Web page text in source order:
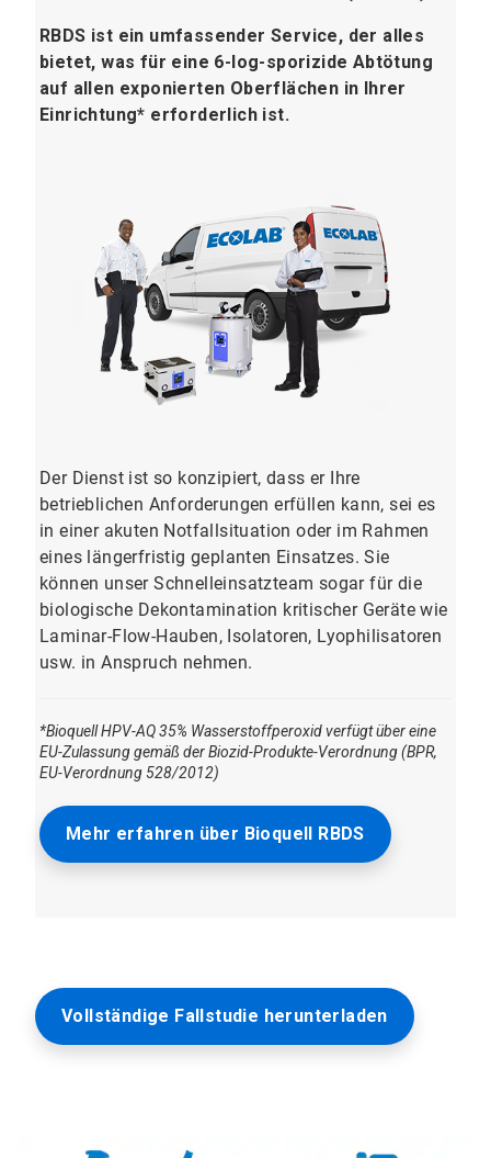
RBDS ist ein umfassender Service, der alles
bietet, was für eine 6-log-sporizide Abtötung
auf allen exponierten Oberflächen in Ihrer
Einrichtung* erforderlich ist.
Der Dienst ist so konzipiert, dass er Ihre
betrieblichen Anforderungen erfüllen kann, sei es
in einer akuten Notfallsituation oder im Rahmen
eines längerfristig geplanten Einsatzes. Sie
können unser Schnelleinsatzteam sogar für die
biologische Dekontamination kritischer Geräte wie
Laminar-Flow-Hauben, Isolatoren, Lyophilisatoren
usw. in Anspruch nehmen.
*Bioquell HPV-AQ 35% Wasserstoffperoxid verfügt über eine
EU-Zulassung gemäß der Biozid-Produkte-Verordnung (BPR,
EU-Verordnung 528/2012)
Mehr erfahren über Bioquell RBDS
Vollständige Fallstudie herunterladen